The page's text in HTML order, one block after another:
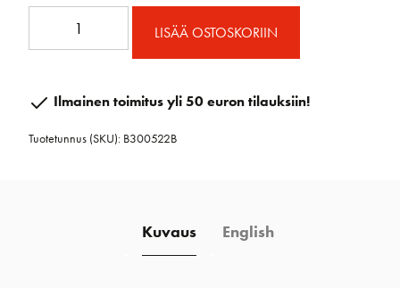
Hunsvotilla
LISÄÄ OSTOSKORIIN
Ilmainen toimitus yli 50 euron tilauksiin!
Tuotetunnus (SKU): B300522B
Kuvaus English